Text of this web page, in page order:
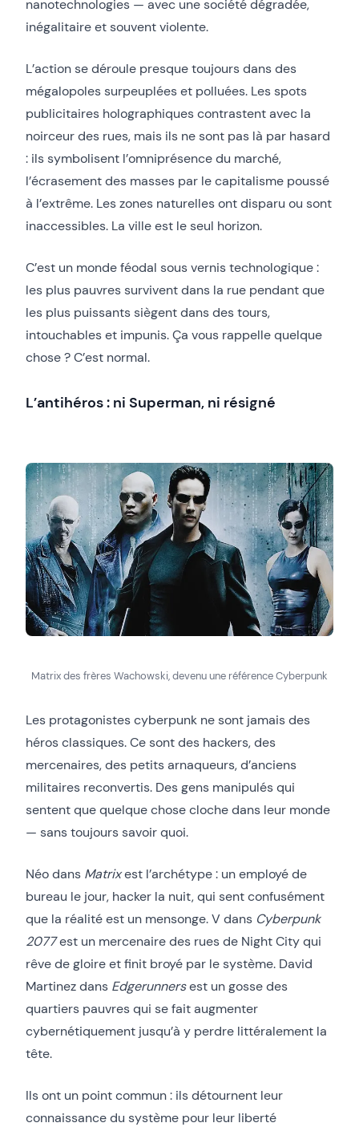
nanotechnologies — avec une société dégradée,
inégalitaire et souvent violente.
L’action se déroule presque toujours dans des
mégalopoles surpeuplées et polluées. Les spots
publicitaires holographiques contrastent avec la
noirceur des rues, mais ils ne sont pas là par hasard
: ils symbolisent l’omniprésence du marché,
l’écrasement des masses par le capitalisme poussé
à l’extrême. Les zones naturelles ont disparu ou sont
inaccessibles. La ville est le seul horizon.
C’est un monde féodal sous vernis technologique :
les plus pauvres survivent dans la rue pendant que
les plus puissants siègent dans des tours,
intouchables et impunis. Ça vous rappelle quelque
chose ? C’est normal.
L’antihéros : ni Superman, ni résigné
Matrix des frères Wachowski, devenu une référence Cyberpunk
Les protagonistes cyberpunk ne sont jamais des
héros classiques. Ce sont des hackers, des
mercenaires, des petits arnaqueurs, d’anciens
militaires reconvertis. Des gens manipulés qui
sentent que quelque chose cloche dans leur monde
— sans toujours savoir quoi.
Néo dans Matrixest l’archétype : un employé de
bureau le jour, hacker la nuit, qui sent confusément
que la réalité est un mensonge. V dans Cyberpunk
2077est un mercenaire des rues de Night City qui
rêve de gloire et finit broyé par le système. David
Martinez dans Edgerunnersest un gosse des
quartiers pauvres qui se fait augmenter
cybernétiquement jusqu’à y perdre littéralement la
tête.
Ils ont un point commun : ils détournent leur
connaissance du système pour leur liberté